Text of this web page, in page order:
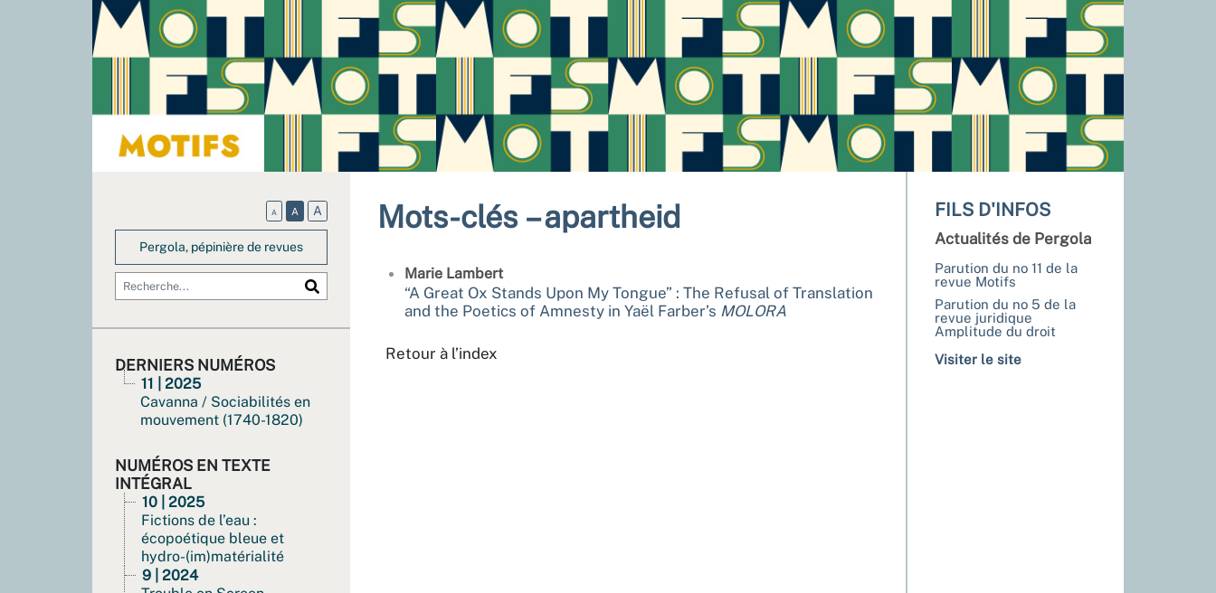
A A A
Pergola, pépinière de revues
DERNIERS NUMÉROS
11 | 2025
Cavanna / Sociabilités en
mouvement (1740-1820)
NUMÉROS EN TEXTE
INTÉGRAL
10 | 2025
Fictions de l’eau :
écopoétique bleue et
hydro-(im)matérialité
9 | 2024
Mots-clés – apartheid
Marie Lambert
“A Great Ox Stands Upon My Tongue” : The Refusal of Translation
and the Poetics of Amnesty in Yaël Farber’s MOLORA
Retour à l’index
FILS D'INFOS
Actualités de Pergola
Parution du no 11 de la
revue Motifs
Parution du no 5 de la
revue juridique
Amplitude du droit
Visiter le site